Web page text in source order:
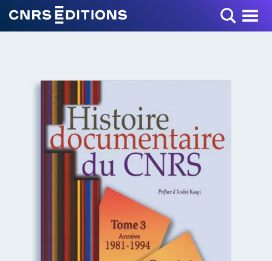
Toggle Menu
+